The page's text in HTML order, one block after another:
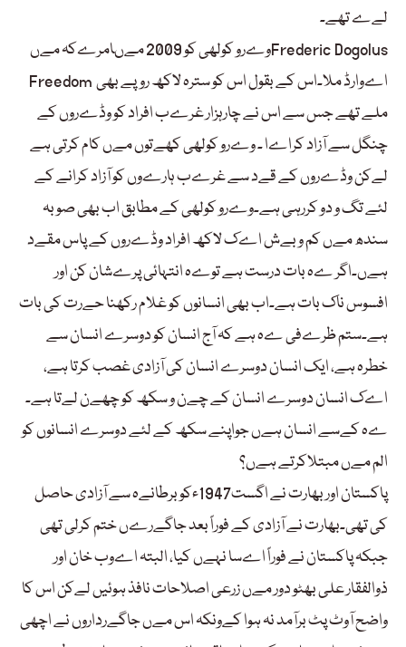
لےے تھے۔
وےرو کولھی کو 2009 مےںامرےکہ مےںFrederic Dogolus
Freedom اےوارڈ ملا۔اس کے بقول اس کو سترہ لاکھ روپے بھی
ملے تھے جس سے اس نے چارہزار غرےب افراد کو وڈےروں کے
چنگل سے آزاد کراےا ۔ وےرو کولھی کھےتوں مےں کام کرتی ہے
لےکن وڈےروں کے قےد سے غرےب ہارےوں کو آزاد کرانے کے
لئے تگ و دو کررہی ہے۔وےرو کولھی کے مطابق اب بھی صوبہ
سندھ مےں کم و بےش اےک لاکھ افراد وڈےروں کے پاس مقےد
ہےں۔اگر ےہ بات درست ہے توےہ انتہائی پرےشان کن اور
افسوس ناک بات ہے۔اب بھی انسانوں کو غلام رکھنا حےرت کی بات
ہے۔ستم ظرےفی ےہ ہے کہ آج انسان کو دوسرے انسان سے
خطرہ ہے، ایک انسان دوسرے انسان کی آزادی غصب کرتا ہے،
اےک انسان دوسرے انسان کے چےن و سکھ کو چھےن لےتا ہے۔
ےہ کےسے انسان ہےں جواپنے سکھ کے لئے دوسرے انسانوں کو
الم مےں مبتلاکرتے ہےں؟
پاکستان اور بھارت نے اگست1947ءکو برطانےہ سے آزادی حاصل
کی تھی۔بھارت نے آزادی کے فوراً بعد جاگےرےں ختم کرلی تھی
جبکہ پاکستان نے فوراً اےسا نہےں کیا، البتہ اےوب خان اور
ذوالفقار علی بھٹو دور مےں زرعی اصلاحات نافذ ہوئیں لےکن اس کا
واضح آوٹ پٹ برآمد نہ ہوا کےونکہ اس مےں جاگےرداروں نے اچھی